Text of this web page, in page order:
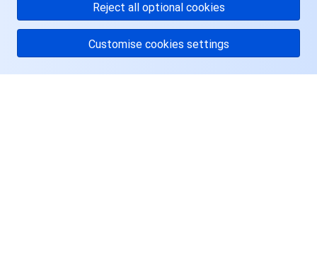
Reject all optional cookies
Customise cookies settings